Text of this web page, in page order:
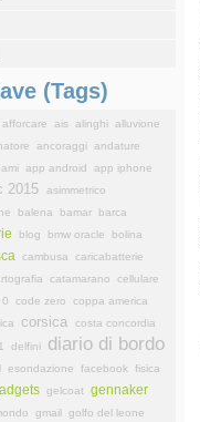
(Tags)
afforcare ais alinghi alluvione
ancoraggi andature
app android
app iphone
2015
asimmetrico
balena bamar
barca
blog bmw oracle
bolina
cambusa
caricabatterie
catamarano
cellulare
code zero
coppa america
corsica
costa concordia
delfini diario di bordo
esondazione facebook
fisica
gelcoat gennaker
gmail golfo del leone